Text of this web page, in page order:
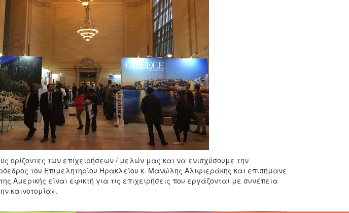
ορίζοντες των επιχειρήσεων / μελών μας και να ενισχύσουμε την
του Επιμελητηρίου Ηρακλείου κ. Μανώλης Αλιφιεράκης και επισήμανε
Αμερικής είναι εφικτή για τις επιχειρήσεις που εργάζονται με συνέπεια
καινοτομία».